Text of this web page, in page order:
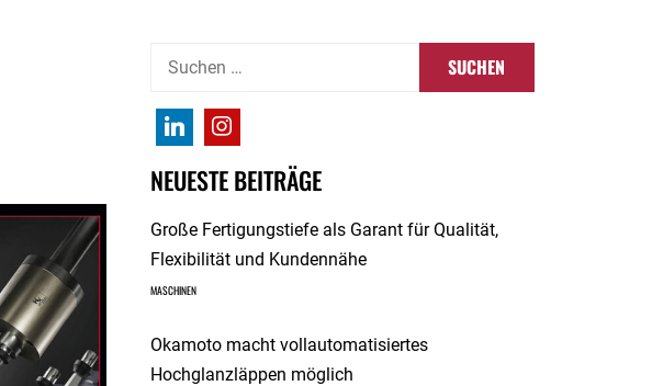
Suchen
NEUESTE BEITRÄGE
Große Fertigungstiefe als Garant für Qualität,
Flexibilität und Kundennähe
MASCHINEN
Okamoto macht vollautomatisiertes
Hochglanzläppen möglich